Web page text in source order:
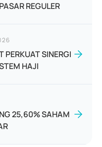
REGULER
PERKUAT SINERGI
HAJI
25,60% SAHAM